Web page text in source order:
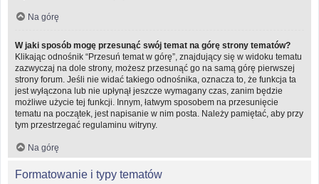
Na górę
W jaki sposób mogę przesunąć swój temat na górę strony tematów?
Klikając odnośnik “Przesuń temat w górę”, znajdujący się w widoku tematu
zazwyczaj na dole strony, możesz przesunąć go na samą górę pierwszej
strony forum. Jeśli nie widać takiego odnośnika, oznacza to, że funkcja ta
jest wyłączona lub nie upłynął jeszcze wymagany czas, zanim będzie
możliwe użycie tej funkcji. Innym, łatwym sposobem na przesunięcie
tematu na początek, jest napisanie w nim posta. Należy pamiętać, aby przy
tym przestrzegać regulaminu witryny.
Na górę
Formatowanie i typy tematów